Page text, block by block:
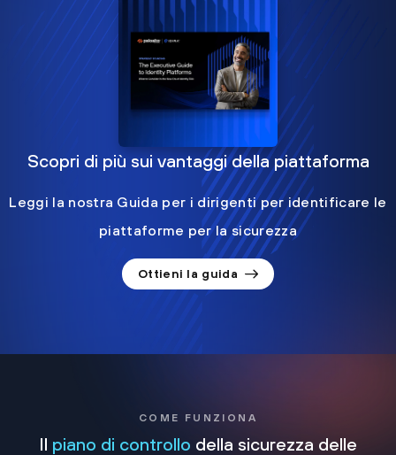
Scopri di più sui vantaggi della piattaforma
Leggi la nostra Guida per i dirigenti per identificare le
piattaforme per la sicurezza
Ottieni la guida
COME FUNZIONA
Il piano di controllo della sicurezza delle